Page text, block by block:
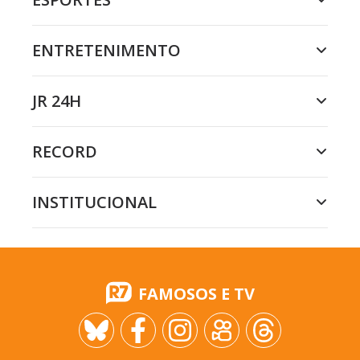
ENTRETENIMENTO
JR 24H
RECORD
INSTITUCIONAL
FAMOSOS E TV